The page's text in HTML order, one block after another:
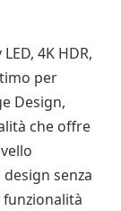
4K HDR,
per
Design,
che offre
senza